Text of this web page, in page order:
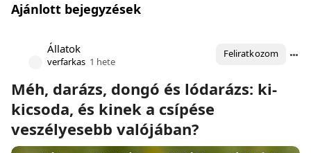
Ajánlott bejegyzések
Állatok
verfarkas 1 hete
Feliratkozom
Méh, darázs, dongó és lódarázs: ki-
kicsoda, és kinek a csípése
veszélyesebb valójában?